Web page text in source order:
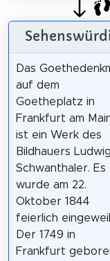
Das
auf dem
Goetheplatz in
Frankfurt am
ist ein Werk des
Bildhauers Ludwig
Schwanthaler. Es
wurde am 22.
Oktober 1844
feierlich
Der 1749 in
Frankfurt